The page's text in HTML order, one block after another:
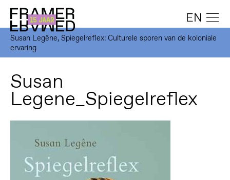
EN
Susan Legêne, Spiegelreflex: Culturele sporen van de koloniale
ervaring
Susan
Legene_Spiegelreflex